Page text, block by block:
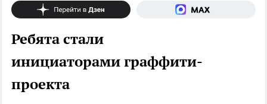
Ребята стали
инициаторами граффити-
проекта